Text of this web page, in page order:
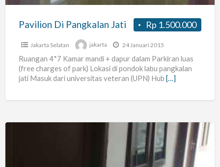
Rp 1.500.000
Pavilion Di Pangkalan Jati
Jakarta Selatan jakarta 24 Januari 2015
Ruangan 4*7 Kamar mandi + dapur dalam Parkiran luas
(free charges of park) Lokasi di pondok labu pangkalan
jati Masuk dari universitas veteran (UPN) Hub […]